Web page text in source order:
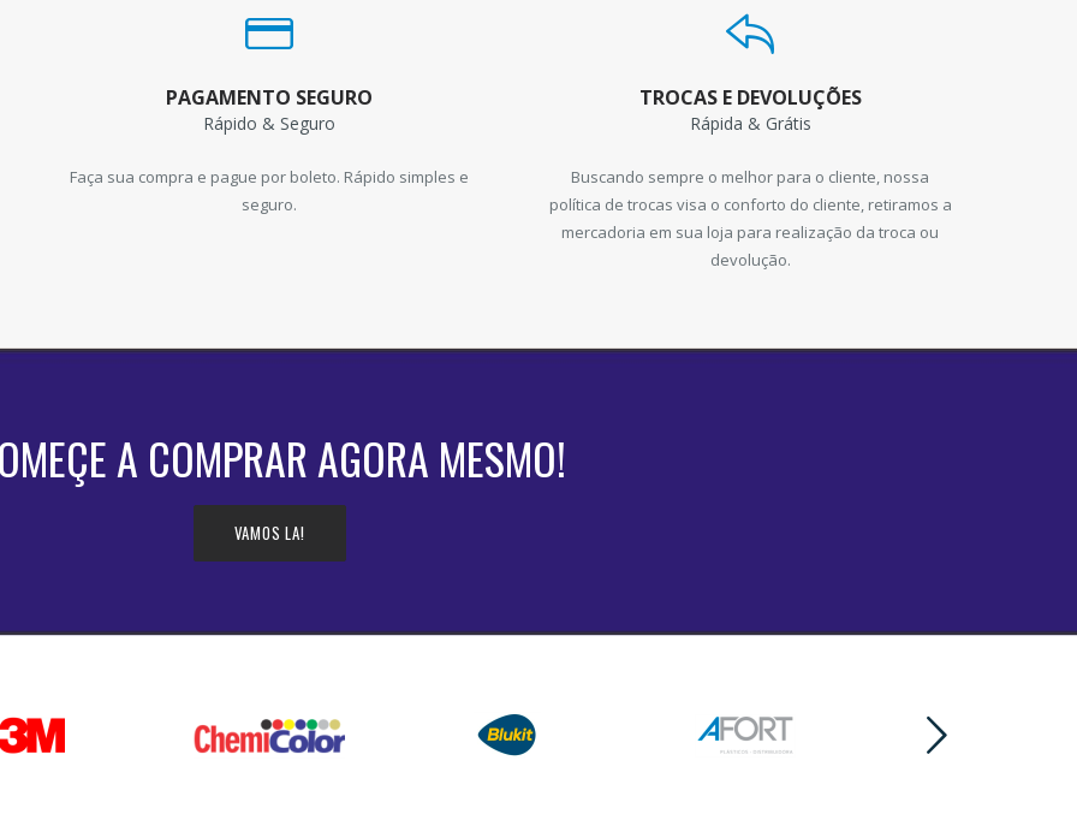
PAGAMENTO SEGURO
Rápido & Seguro
Faça sua compra e pague por boleto. Rápido simples e
seguro.
TROCAS E DEVOLUÇÕES
Rápida & Grátis
Buscando sempre o melhor para o cliente, nossa
política de trocas visa o conforto do cliente, retiramos a
mercadoria em sua loja para realização da troca ou
devolução.
A COMPRAR AGORA MESMO!
VAMOS LA!